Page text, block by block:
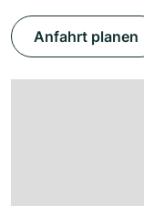
Anfahrt planen